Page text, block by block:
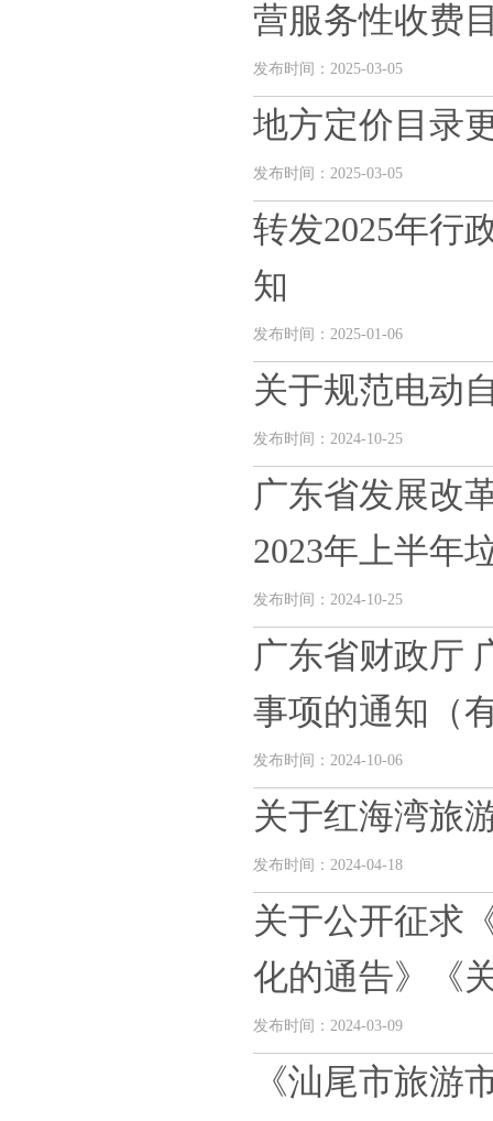
营服务性收费
发布时间：2025-03-05
地方定价目录
发布时间：2025-03-05
转发2025年行
知
发布时间：2025-01-06
关于规范电动
发布时间：2024-10-25
广东省发展改
2023年上半年
发布时间：2024-10-25
广东省财政厅
事项的通知（
发布时间：2024-10-06
关于红海湾旅
发布时间：2024-04-18
关于公开征求
化的通告》《
发布时间：2024-03-09
《汕尾市旅游